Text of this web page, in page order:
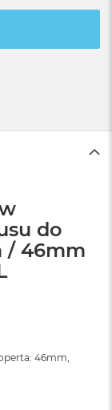
do
/ 46mm
46mm,